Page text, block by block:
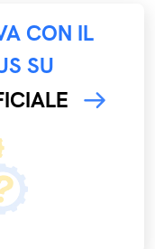
CON IL
SU